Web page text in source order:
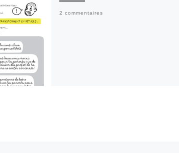
2 commentaires